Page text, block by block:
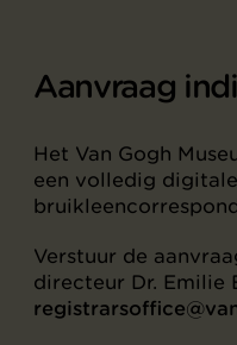
Aanvraag
Het Van Gogh
een volledig digitale
Verstuur de
directeur Dr. Emilie